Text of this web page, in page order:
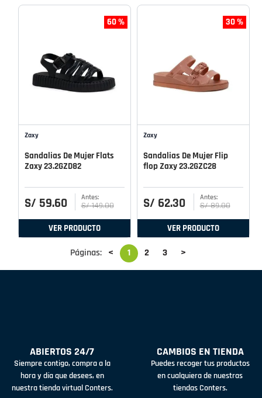
60 %
Zaxy
Sandalias De Mujer Flats
Zaxy 23.2GZD82
S/ 59.60 S/ 149.00
VER PRODUCTO
30 %
Zaxy
Sandalias De Mujer Flip
flop Zaxy 23.2GZC28
S/ 62.30 S/ 89.00
VER PRODUCTO
Páginas: < 1 2 3 >
ABIERTOS 24/7
Siempre contigo, compra a la
hora y día que desees, en
nuestra tienda virtual Conters.
CAMBIOS EN TIENDA
Puedes recoger tus productos
en cualquiera de nuestras
tiendas Conters.